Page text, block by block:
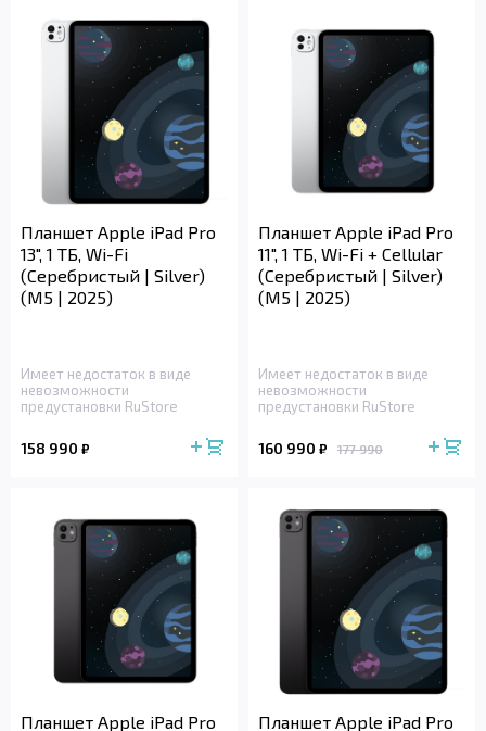
Планшет Apple iPad Pro
13", 1 ТБ, Wi-Fi
(Серебристый | Silver)
(M5 | 2025)
Имеет недостаток в виде
невозможности
предустановки RuStore
158 990 ₽
Планшет Apple iPad Pro
11", 1 ТБ, Wi-Fi + Cellular
(Серебристый | Silver)
(M5 | 2025)
Имеет недостаток в виде
невозможности
предустановки RuStore
160 990 ₽ 177 990
Планшет Apple iPad Pro Планшет Apple iPad Pro